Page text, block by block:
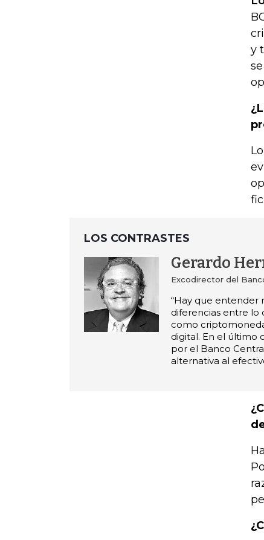
y
LOS CONTRASTES
Gerardo
Excodirector del
“Hay que entender
diferencias entre lo
como
digital. En el último
por el Banco
alternativa al